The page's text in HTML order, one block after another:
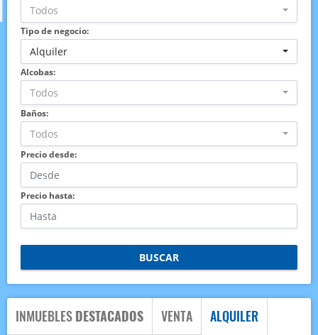
Todos
Tipo de negocio:
Alquiler
Alcobas:
Todos
Baños:
Todos
Precio desde:
Precio hasta:
BUSCAR
INMUEBLESDESTACADOS VENTA ALQUILER